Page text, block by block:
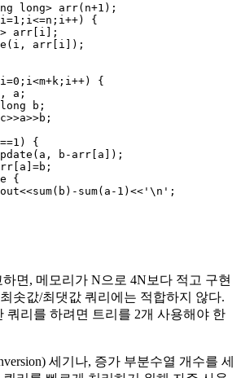
long> arr(n+1 );
i =1 ;i <=n;i ++) {
arr [i];
(i, arr [i]);
i =0 ;i <m+k;i ++) {
a;
long b;
c>>a>>b;
==1 ) {
(a, b - arr [a]);
[a] =b;
{
<<sum(b) - sum(a - 1 ) << ' \n ' ;
면, 메모리가 N으로 4N보다 적고 구현
솟값/최댓값 쿼리에는 적합하지 않다.
쿼리를 하려면 트리를 2개 사용해야 한
세기나, 증가 부분수열 개수를 세